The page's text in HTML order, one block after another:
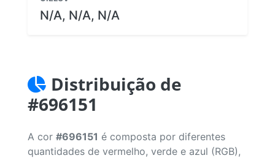
N/A, N/A, N/A
Distribuição de
#696151
A cor #696151 é composta por diferentes
quantidades de vermelho, verde e azul (RGB),